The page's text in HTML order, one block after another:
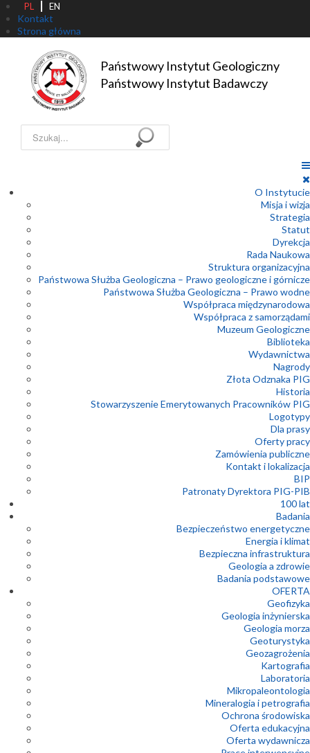
PL EN
Kontakt
Strona główna
Państwowy Instytut Geologiczny
Państwowy Instytut Badawczy
Szukaj...
O Instytucie
Misja i wizja
Strategia
Statut
Dyrekcja
Rada Naukowa
Struktura organizacyjna
Państwowa Służba Geologiczna – Prawo geologiczne i górnicze
Państwowa Służba Geologiczna – Prawo wodne
Współpraca międzynarodowa
Współpraca z samorządami
Muzeum Geologiczne
Biblioteka
Wydawnictwa
Nagrody
Złota Odznaka PIG
Historia
Stowarzyszenie Emerytowanych Pracowników PIG
Logotypy
Dla prasy
Oferty pracy
Zamówienia publiczne
Kontakt i lokalizacja
BIP
Patronaty Dyrektora PIG-PIB
100 lat
Badania
Bezpieczeństwo energetyczne
Energia i klimat
Bezpieczna infrastruktura
Geologia a zdrowie
Badania podstawowe
OFERTA
Geofizyka
Geologia inżynierska
Geologia morza
Geoturystyka
Geozagrożenia
Kartografia
Laboratoria
Mikropaleontologia
Mineralogia i petrografia
Ochrona środowiska
Oferta edukacyjna
Oferta wydawnicza